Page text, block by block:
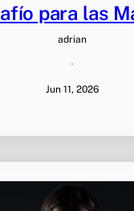
para las
adrian
·
Jun 11, 2026